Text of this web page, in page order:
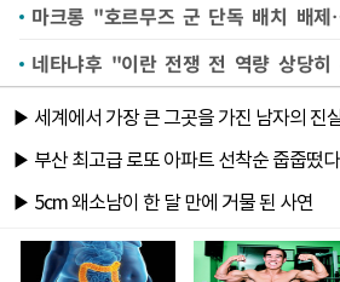
마크롱 "호르무즈 군 단독 배치 배